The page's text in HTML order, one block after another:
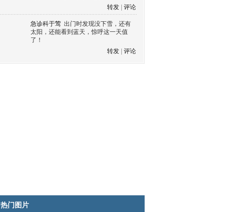
转发
评论
急诊科于莺 出门时发现没下雪，还有
太阳，还能看到蓝天，惊呼这一天值
了！
转发
评论
热门图片